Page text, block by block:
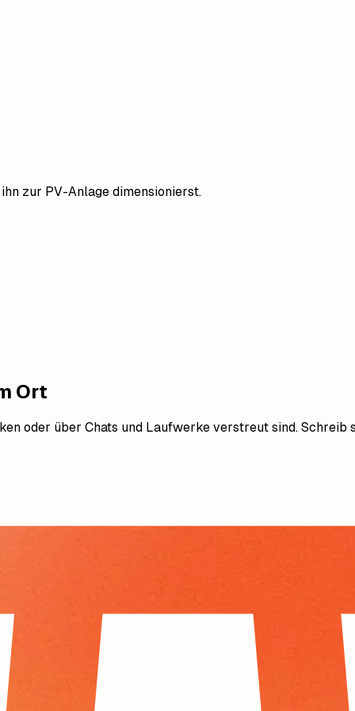
zur PV-Anlage dimensionierst.
Ort
oder über Chats und Laufwerke verstreut sind. Schreib